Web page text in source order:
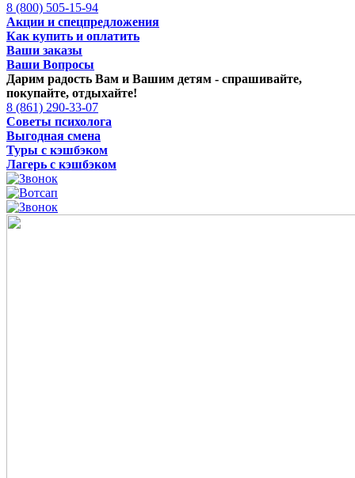
8 (800) 505-15-94
Акции и спецпредложения
Как купить и оплатить
Ваши заказы
Ваши Вопросы
Дарим радость Вам и Вашим детям - спрашивайте,
покупайте, отдыхайте!
8 (861) 290-33-07
Советы психолога
Выгодная смена
Туры с кэшбэком
Лагерь с кэшбэком